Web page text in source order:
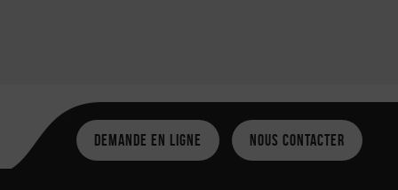
Demande en ligne Nous contacter